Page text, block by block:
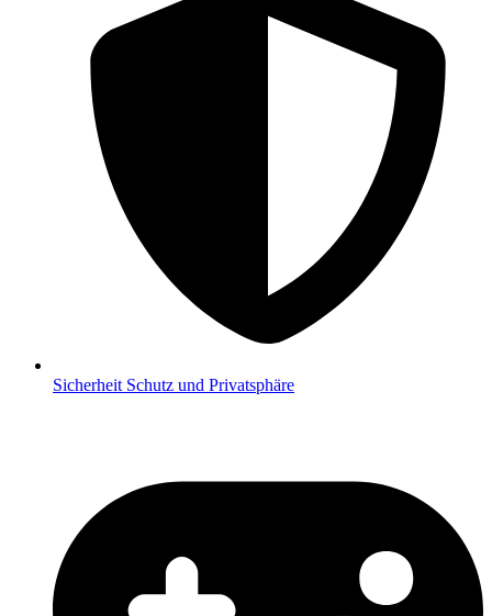
Sicherheit Schutz und Privatsphäre